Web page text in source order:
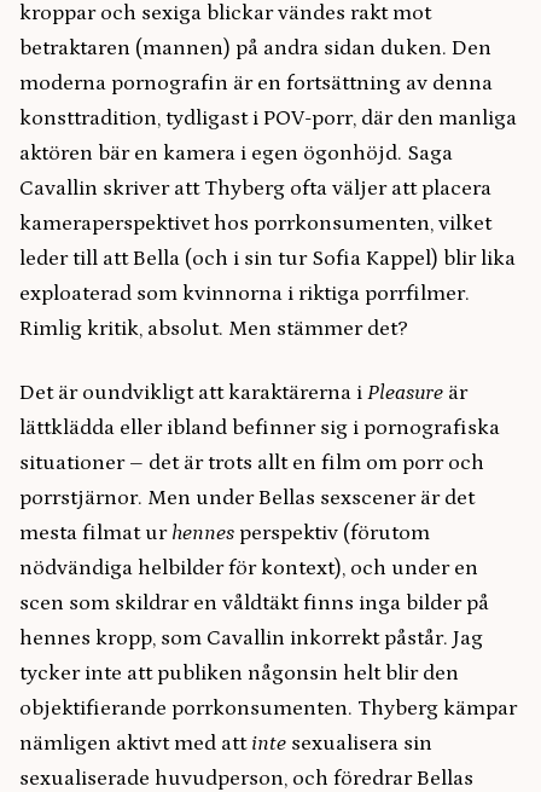
kroppar och sexiga blickar vändes rakt mot
betraktaren (mannen) på andra sidan duken. Den
moderna pornografin är en fortsättning av denna
konsttradition, tydligast i POV-porr, där den manliga
aktören bär en kamera i egen ögonhöjd. Saga
Cavallin skriver att Thyberg ofta väljer att placera
kameraperspektivet hos porrkonsumenten, vilket
leder till att Bella (och i sin tur Sofia Kappel) blir lika
exploaterad som kvinnorna i riktiga porrfilmer.
Rimlig kritik, absolut. Men stämmer det?
Det är oundvikligt att karaktärerna i Pleasure är
lättklädda eller ibland befinner sig i pornografiska
situationer – det är trots allt en film om porr och
porrstjärnor. Men under Bellas sexscener är det
mesta filmat ur hennes perspektiv (förutom
nödvändiga helbilder för kontext), och under en
scen som skildrar en våldtäkt finns inga bilder på
hennes kropp, som Cavallin inkorrekt påstår. Jag
tycker inte att publiken någonsin helt blir den
objektifierande porrkonsumenten. Thyberg kämpar
nämligen aktivt med att inte sexualisera sin
sexualiserade huvudperson, och föredrar Bellas